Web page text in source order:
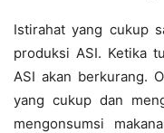
Istirahat yang cukup
produksi ASI. Ketika
ASI akan berkurang.
yang cukup dan
mengonsumsi